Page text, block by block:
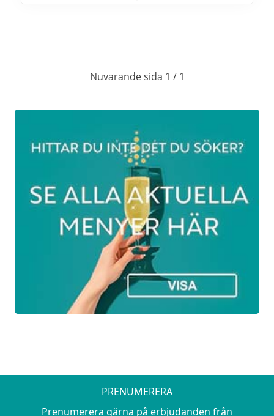
Champagne och dess utmanare
700Kr
Vi provar olika typer av champagne och
pratar om vad som skiljer dem åt. Vi har
också valt ett par spännande utmanare
från andra platser runt om i världen,
gjorda enligt samma metod. Vi pratar
likheter och skillnader.
Nuvarande sida 1 / 1
PRENUMERERA
Prenumerera gärna på erbjudanden från